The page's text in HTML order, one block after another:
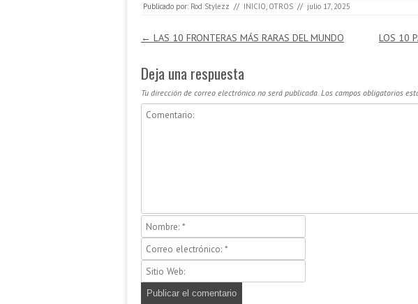
Publicado por: Rod Stylezz // INICIO OTROS // julio 17, 2025
Navegación de entradas
← LAS 10 FRONTERAS MÁS RARAS DEL MUNDO
LOS 10
Deja una respuesta
Tu dirección de correo electrónico no será publicada. Los campos obligatorios